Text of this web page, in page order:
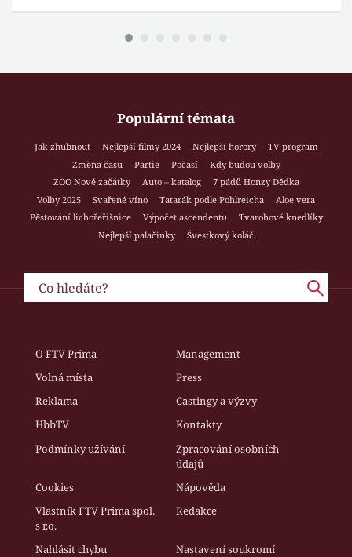
Populární témata
Jak zhubnout Nejlepší filmy 2024 Nejlepší horory
TV program
Změna času
Partie Počasí
Kdy budou volby
ZOO Nové začátky
Auto – katalog
7 pádů Honzy Dědka
Volby 2025
Svařené víno Tatarák podle Pohlreicha
Aloe vera
Pěstování lichořeřišnice
Výpočet ascendentu
Tvarohové knedlíky
Nejlepší palačinky
Švestkový koláč
O FTV Prima
Management
Volná místa
Press
Reklama
Castingy a výzvy
HbbTV
Kontakty
Podmínky užívání
Zpracování osobních
údajů
Cookies
Nápověda
Vlastník FTV Prima spol.
s r.o.
Redakce
Nahlásit chybu Nastavení soukromí